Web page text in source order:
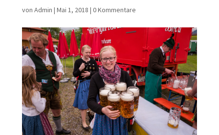
von Admin | Mai 1, 2018 | 0 Kommentare